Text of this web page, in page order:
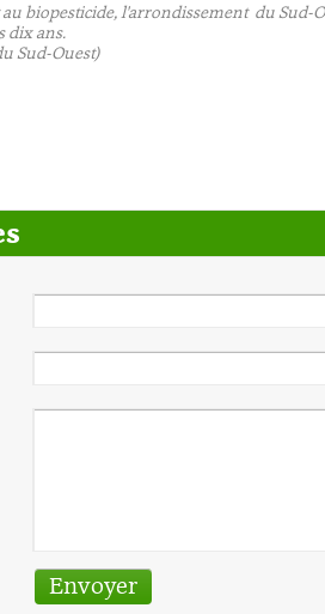
biopesticide, l'arrondissement du Sud-
dix ans.
Sud-Ouest)